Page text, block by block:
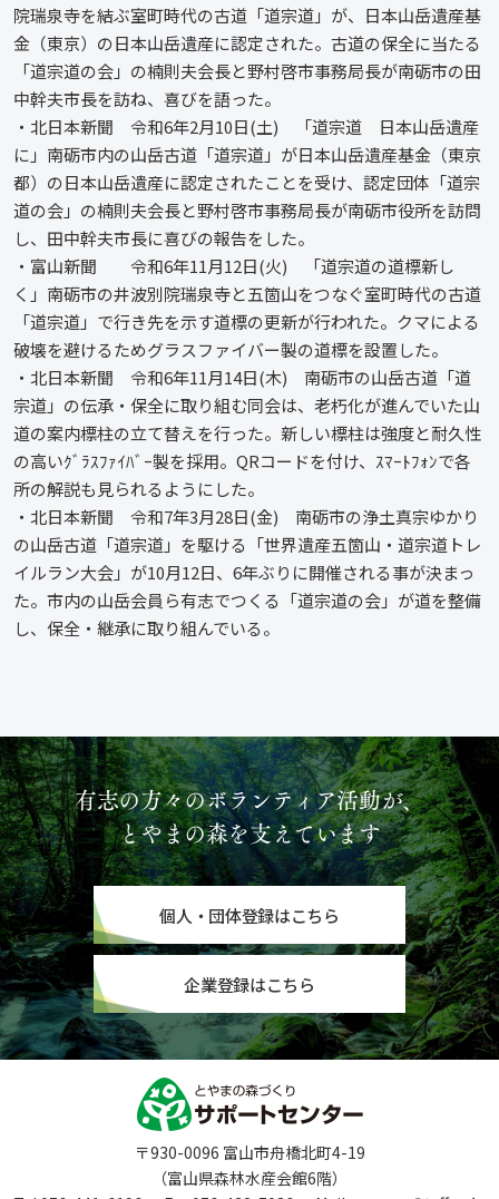
院瑞泉寺を結ぶ室町時代の古道「道宗道」が、日本山岳遺産基
金（東京）の日本山岳遺産に認定された。古道の保全に当たる
「道宗道の会」の楠則夫会長と野村啓市事務局長が南砺市の田
中幹夫市長を訪ね、喜びを語った。
・北日本新聞 令和6年2月10日(土) 「道宗道 日本山岳遺産
に」南砺市内の山岳古道「道宗道」が日本山岳遺産基金（東京
都）の日本山岳遺産に認定されたことを受け、認定団体「道宗
道の会」の楠則夫会長と野村啓市事務局長が南砺市役所を訪問
し、田中幹夫市長に喜びの報告をした。
・富山新聞 令和6年11月12日(火) 「道宗道の道標新し
く」南砺市の井波別院瑞泉寺と五箇山をつなぐ室町時代の古道
「道宗道」で行き先を示す道標の更新が行われた。クマによる
破壊を避けるためグラスファイバー製の道標を設置した。
・北日本新聞 令和6年11月14日(木) 南砺市の山岳古道「道
宗道」の伝承・保全に取り組む同会は、老朽化が進んでいた山
道の案内標柱の立て替えを行った。新しい標柱は強度と耐久性
の高いｸﾞﾗｽﾌｧｲﾊﾞｰ製を採用。QRコードを付け、ｽﾏｰﾄﾌｫﾝで各
所の解説も見られるようにした。
・北日本新聞 令和7年3月28日(金) 南砺市の浄土真宗ゆかり
の山岳古道「道宗道」を駆ける「世界遺産五箇山・道宗道トレ
イルラン大会」が10月12日、6年ぶりに開催される事が決まっ
た。市内の山岳会員ら有志でつくる「道宗道の会」が道を整備
し、保全・継承に取り組んでいる。
有志の方々のボランティア活動が、
とやまの森を支えています
個人・団体登録はこちら
企業登録はこちら
〒930-0096 富山市舟橋北町4-19
（富山県森林水産会館6階）